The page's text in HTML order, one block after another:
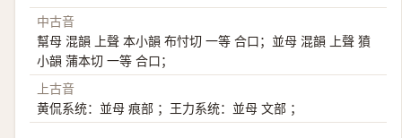
中古音
幫母 混韻 上聲 本小韻 布忖切 一等 合口；並母 混韻 上聲 獖
小韻 蒲本切 一等 合口；
上古音
黄侃系统：並母 痕部 ；王力系统：並母 文部 ；